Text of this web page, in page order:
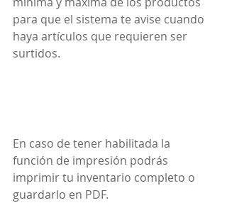
para que el sistema te avise cuando
haya artículos que requieren ser
surtidos.
En caso de tener habilitada la
función de impresión podrás
imprimir tu inventario completo o
guardarlo en PDF.